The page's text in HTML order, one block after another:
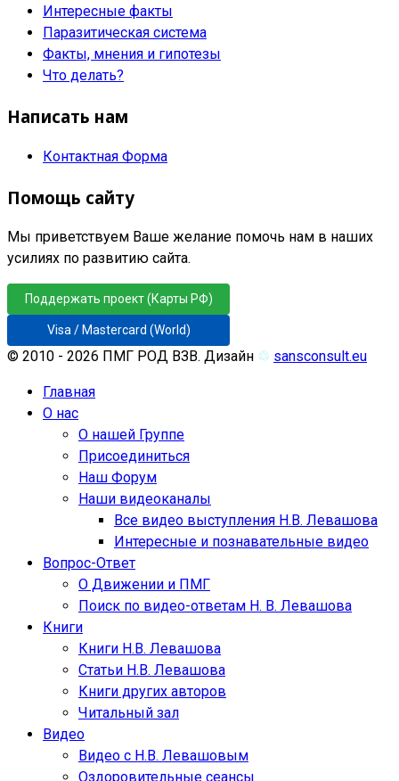
Интересные факты
Паразитическая система
Факты, мнения и гипотезы
Что делать?
Написать нам
Контактная Форма
Помощь сайту
Мы приветствуем Ваше желание помочь нам в наших
усилиях по развитию сайта.
Поддержать проект (Карты РФ)
Visa / Mastercard (World)
© 2010 - 2026 ПМГ РОД ВЗВ. Дизайн ♲ sansconsult.eu
Главная
О нас
О нашей Группе
Присоединиться
Наш Форум
Наши видеоканалы
Все видео выступления Н.В. Левашова
Интересные и познавательные видео
Вопрос-Ответ
О Движении и ПМГ
Поиск по видео-ответам Н. В. Левашова
Книги
Книги Н.В. Левашова
Статьи Н.В. Левашова
Книги других авторов
Читальный зал
Видео
Видео с Н.В. Левашовым
Оздоровительные сеансы